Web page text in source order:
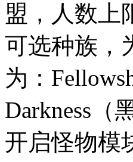
盟，人数上
可选种族，
为：
Darkness（
开启怪物模